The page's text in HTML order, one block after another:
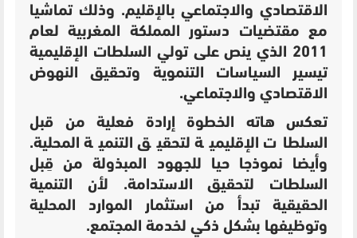
الاقتصادي والاجتماعي بالإقليم. وذلك تماشيا
مع مقتضيات دستور المملكة المغربية لعام
2011 الذي ينص على تولي السلطات الإقليمية
تيسير السياسات التنموية وتحقيق النهوض
الاقتصادي والاجتماعي.
تعكس هاته الخطوة إرادة فعلية من قبل
السلطات الإقليمية لتحقيق التنمية المحلية.
وأيضا نموذجا حيا للجهود المبذولة من قِبل
السلطات لتحقيق الاستدامة. لأن التنمية
الحقيقية تبدأ من استثمار الموارد المحلية
وتوظيفها بشكل ذكي لخدمة المجتمع.